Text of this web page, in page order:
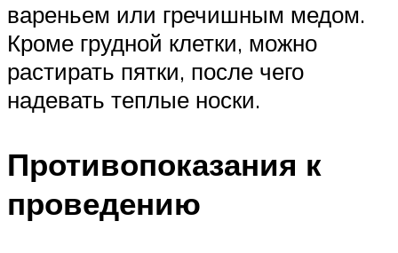
вареньем или гречишным медом.
Кроме грудной клетки, можно
растирать пятки, после чего
надевать теплые носки.
Противопоказания к
проведению